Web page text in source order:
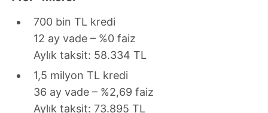
700 bin TL kredi
12 ay vade – %0 faiz
Aylık taksit: 58.334 TL
1,5 milyon TL kredi
36 ay vade – %2,69 faiz
Aylık taksit: 73.895 TL